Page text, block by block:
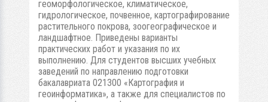
геоморфологическое, климатическое,
гидрологическое, почвенное, картографирование
растительного покрова, зоогеографическое и
ландшафтное. Приведены варианты
практических работ и указания по их
выполнению. Для студентов высших учебных
заведений по направлению подготовки
бакалавриата 021300 «Картография и
геоинформатика», а также для специалистов по